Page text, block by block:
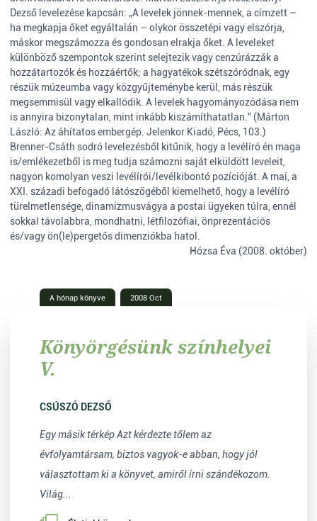
Dezső levelezése kapcsán: „A levelek jönnek-mennek, a címzett –
ha megkapja őket egyáltalán – olykor összetépi vagy elszórja,
máskor megszámozza és gondosan elrakja őket. A leveleket
különböző szempontok szerint selejtezik vagy cenzúrázzák a
hozzátartozók és hozzáértők; a hagyatékok szétszóródnak, egy
részük múzeumba vagy közgyűjteménybe kerül, más részük
megsemmisül vagy elkallódik. A levelek hagyományozódása nem
is annyira bizonytalan, mint inkább kiszámíthatatlan.” (Márton
László: Az áhítatos embergép. Jelenkor Kiadó, Pécs, 103.)
Brenner-Csáth sodró levelezésből kitűnik, hogy a levélíró én maga
is/emlékezetből is meg tudja számozni saját elküldött leveleit,
nagyon komolyan veszi levélírói/levélkibontó pozícióját. A mai, a
XXI. századi befogadó látószögéből kiemelhető, hogy a levélíró
türelmetlensége, dinamizmusvágya a postai ügyeken túlra, ennél
sokkal távolabbra, mondhatni, létfilozófiai, önprezentációs
és/vagy ön(le)pergetős dimenziókba hatol.
Hózsa Éva (2008. október)
A hónap könyve 2008 Oct
Könyörgésünk színhelyei
V.
CSÚSZÓ DEZSŐ
Egy másik térkép Azt kérdezte tőlem az
évfolyamtársam, biztos vagyok-e abban, hogy jól
választottam ki a könyvet, amiről írni szándékozom.
Világ...